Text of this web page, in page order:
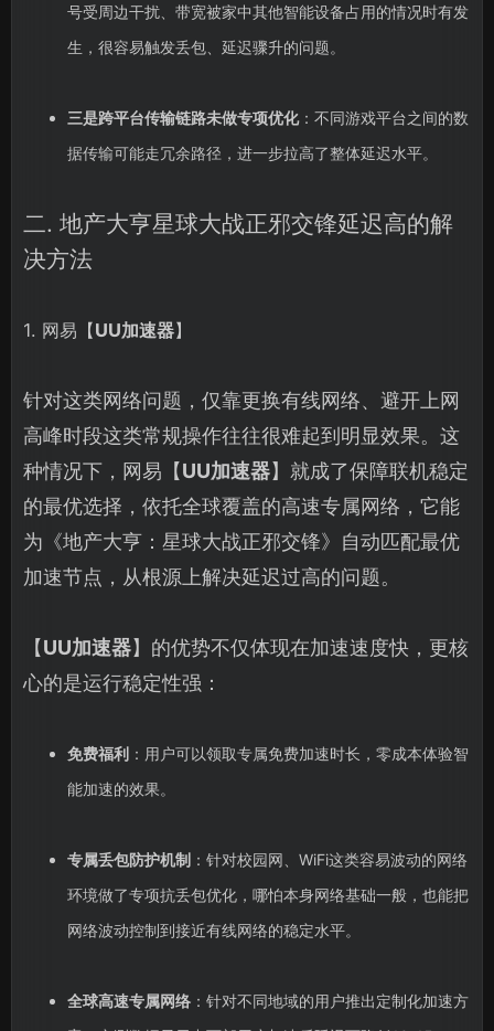
号受周边干扰、带宽被家中其他智能设备占用的情况时有发
生，很容易触发丢包、延迟骤升的问题。
三是跨平台传输链路未做专项优化：不同游戏平台之间的数
据传输可能走冗余路径，进一步拉高了整体延迟水平。
二. 地产大亨星球大战正邪交锋延迟高的解
决方法
1. 网易【UU加速器】
针对这类网络问题，仅靠更换有线网络、避开上网
高峰时段这类常规操作往往很难起到明显效果。这
种情况下，网易【UU加速器】就成了保障联机稳定
的最优选择，依托全球覆盖的高速专属网络，它能
为《地产大亨：星球大战正邪交锋》自动匹配最优
加速节点，从根源上解决延迟过高的问题。
【UU加速器】的优势不仅体现在加速速度快，更核
心的是运行稳定性强：
免费福利 ：用户可以领取专属免费加速时长，零成本体验智
能加速的效果。
专属丢包防护机制 ：针对校园网、WiFi这类容易波动的网络
环境做了专项抗丢包优化，哪怕本身网络基础一般，也能把
网络波动控制到接近有线网络的稳定水平。
全球高速专属网络：针对不同地域的用户推出定制化加速方